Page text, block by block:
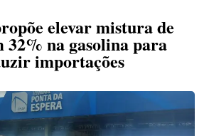
elevar mistura de
32% na gasolina para
importações